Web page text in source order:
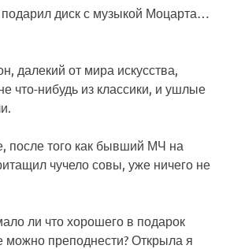
диск с музыкой Моцарта…
далекий от мира искусства,
что-нибудь из классики, и ушлые
после того как бывший МЧ на
чучело совы, уже ничего не
ли что хорошего в подарок
преподнести? Открыла я